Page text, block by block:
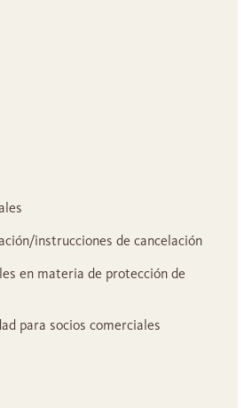
instrucciones de cancelación
en materia de protección de
para socios comerciales